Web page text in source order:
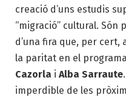
creació d’uns estudis
“migració” cultural. Són
d’una fira que, per
la paritat en el
Cazorla i Alba Sarraute
imperdible de les